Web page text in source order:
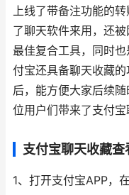
上线了带备注功能的
了聊天软件来用，还被
最佳复合工具，同时
付宝还具备聊天收藏
后，能方便大家后续
位用户们带来了支付
支付宝聊天收藏查
1、打开支付宝APP，